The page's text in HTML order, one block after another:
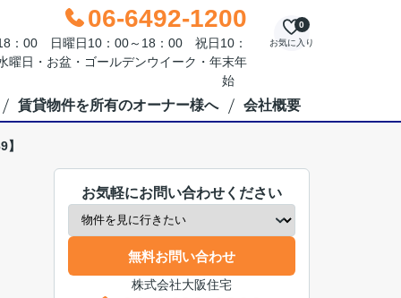
06-6492-1200
：00 日曜日10：00～18：00 祝日10：
日・お盆・ゴールデンウイーク・年末年
始
お気に入り
0
賃貸物件を所有のオーナー様へ 会社概要
お気軽にお問い合わせください
無料お問い合わせ
株式会社大阪住宅